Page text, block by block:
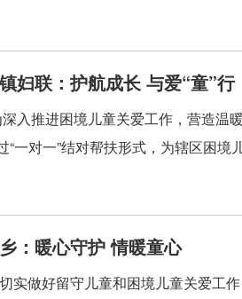
妇联：护航成长 与爱“童”行
入推进困境儿童关爱工作，营造温
“一对一”结对帮扶形式，为辖区困境
：暖心守护 情暖童心
实做好留守儿童和困境儿童关爱工